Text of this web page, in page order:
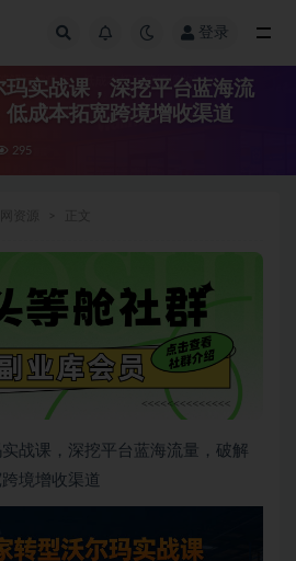
登录
实战课，深挖平台蓝海流
成本拓宽跨境增收渠道
295
战课，深挖平台蓝海流量，破解
境增收渠道